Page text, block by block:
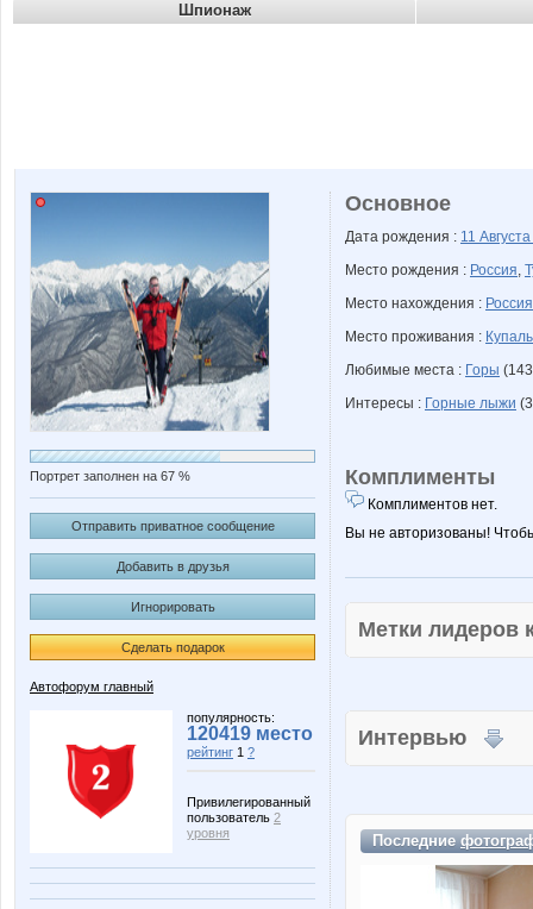
Шпионаж
Портрет заполнен на 67 %
Отправить приватное сообщение
Добавить в друзья
Игнорировать
Сделать подарок
Автофорум главный
популярность:
120419 место
рейтинг 1 ?
Привилегированный
пользователь 2
уровня
Основное
Дата рождения : 11 Августа
Место рождения : Россия,
Место нахождения : Россия
Место проживания :
Любимые места : Горы
Интересы : Горные лыжи
Комплименты
Комплиментов нет.
Вы не авторизованы!
Метки
Интервью
Последние